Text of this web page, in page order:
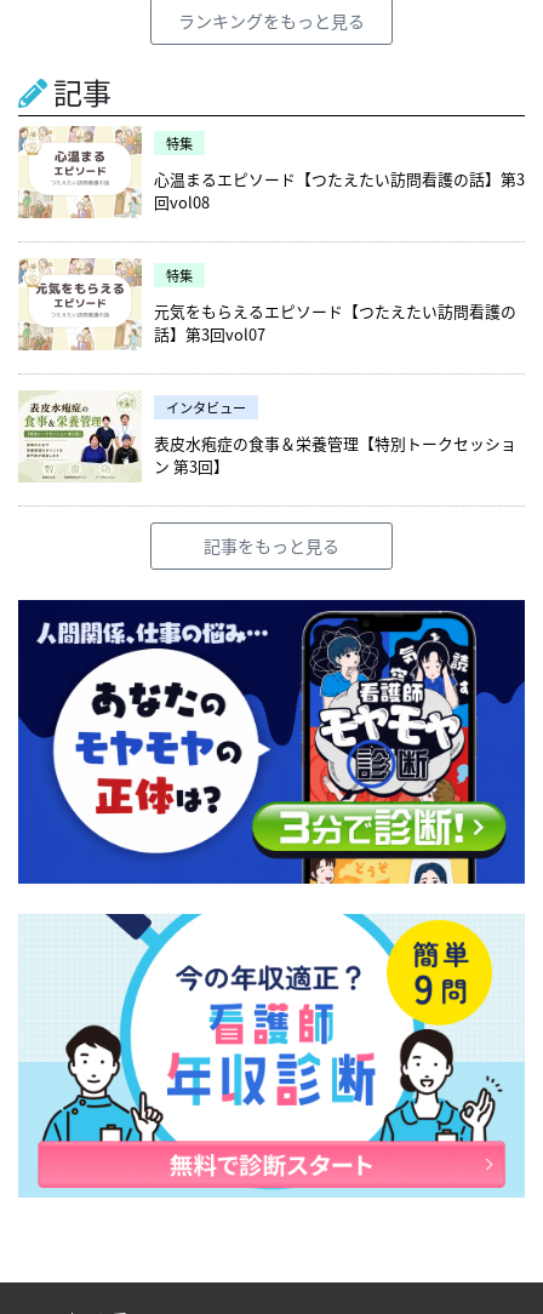
ランキングをもっと見る
記事
特集
心温まるエピソード【つたえたい訪問看護の話】第3
回vol08
特集
元気をもらえるエピソード【つたえたい訪問看護の
話】第3回vol07
インタビュー
表皮水疱症の食事＆栄養管理【特別トークセッショ
ン 第3回】
記事をもっと見る